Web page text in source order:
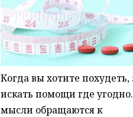
Когда вы хотите
искать помощи где
мысли обращаются к